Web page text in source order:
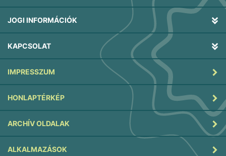
JOGI INFORMÁCIÓK
KAPCSOLAT
IMPRESSZUM
HONLAPTÉRKÉP
ARCHÍV OLDALAK
ALKALMAZÁSOK